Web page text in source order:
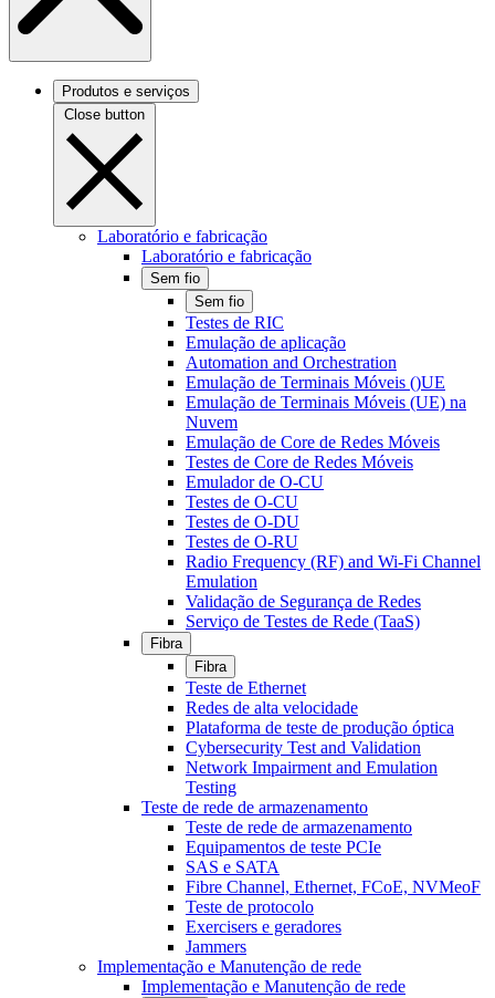
Produtos e serviços
Close button
Laboratório e fabricação
Laboratório e fabricação
Sem fio
Sem fio
Testes de RIC
Emulação de aplicação
Automation and Orchestration
Emulação de Terminais Móveis ()UE
Emulação de Terminais Móveis (UE) na
Nuvem
Emulação de Core de Redes Móveis
Testes de Core de Redes Móveis
Emulador de O-CU
Testes de O-CU
Testes de O-DU
Testes de O-RU
Radio Frequency (RF) and Wi-Fi Channel
Emulation
Validação de Segurança de Redes
Serviço de Testes de Rede (TaaS)
Fibra
Fibra
Teste de Ethernet
Redes de alta velocidade
Plataforma de teste de produção óptica
Cybersecurity Test and Validation
Network Impairment and Emulation
Testing
Teste de rede de armazenamento
Teste de rede de armazenamento
Equipamentos de teste PCIe
SAS e SATA
Fibre Channel, Ethernet, FCoE, NVMeoF
Teste de protocolo
Exercisers e geradores
Jammers
Implementação e Manutenção de rede
Implementação e Manutenção de rede